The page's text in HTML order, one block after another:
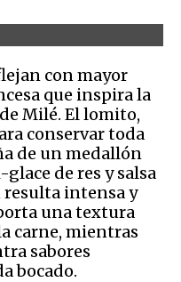
con mayor
que inspira la
Milé. El lomito,
conservar toda
de un medallón
de res y salsa
resulta intensa y
una textura
carne, mientras
sabores
bocado.